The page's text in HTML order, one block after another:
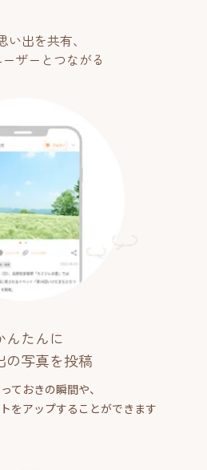
い出を共有、
ザーとつながる
んたんに
の写真を投稿
ておきの瞬間や、
をアップすることができます